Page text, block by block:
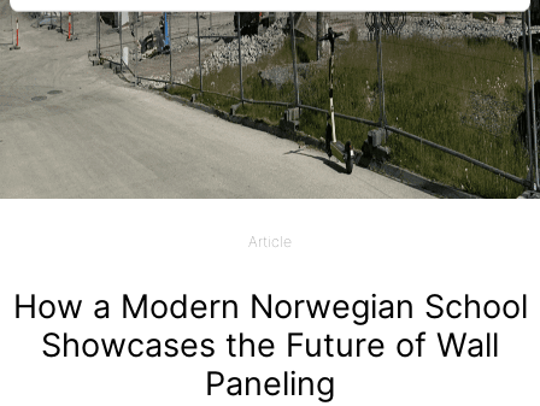
Article
How a Modern Norwegian School
Showcases the Future of Wall
Paneling